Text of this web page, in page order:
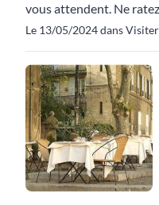
vous attendent. Ne
Le 13/05/2024 dans